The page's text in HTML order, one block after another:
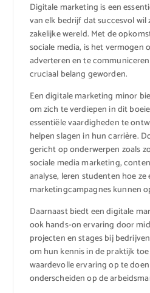
Digitale marketing is een
van elk bedrijf dat succesvol
zakelijke wereld. Met de
sociale media, is het vermogen
adverteren en te
cruciaal belang geworden.
Een digitale marketing minor
om zich te verdiepen in dit
essentiële vaardigheden te
helpen slagen in hun carrière.
gericht op onderwerpen zoals
sociale media marketing,
analyse, leren studenten hoe
marketingcampagnes kunnen
Daarnaast biedt een digitale
ook hands-on ervaring door
projecten en stages bij
om hun kennis in de praktijk
waardevolle ervaring op te
onderscheiden op de